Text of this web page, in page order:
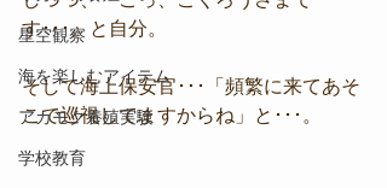
星空観察
海を楽しむアイテム
アカモク養殖実験
学校教育
す･･･」と自分。
そして海上保安官･･･「頻繁に来てあそ
こで巡視してますからね」と･･･。